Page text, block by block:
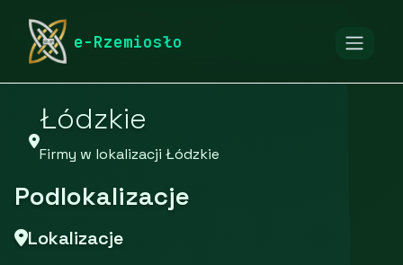
e-Rzemiosło
rymarstwo-poznan.pl
Łódzkie
Firmy w lokalizacji Łódzkie
Podlokalizacje
Lokalizacje